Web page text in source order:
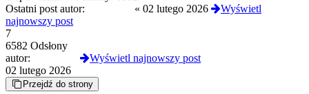
Ostatni post autor:
« 02 lutego 2026
Wyświetl
najnowszy post
7
6582 Odsłony
autor:
Wyświetl najnowszy post
02 lutego 2026
Przejdź do strony